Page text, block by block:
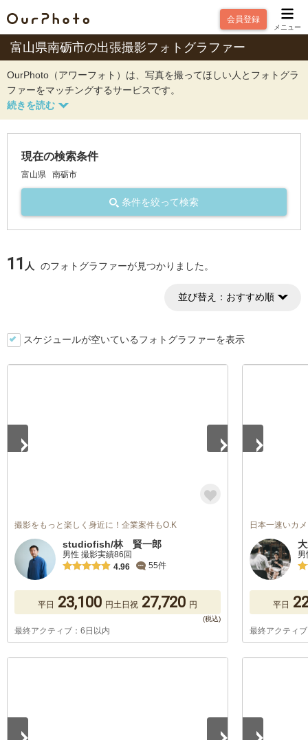
会員登録
メニュー
富山県南砺市の出張撮影フォトグラファー
OurPhoto（アワーフォト）は、写真を撮ってほしい人とフォトグラ
ファーをマッチングするサービスです。
現在の検索条件
富山県 南砺市
条件を絞って検索
11 人 のフォトグラファーが見つかりました。
並び替え： おすすめ順
スケジュールが空いているフォトグラファーを表示
撮影をもっと楽しく身近に！企業案件もO.K
studiofish/林 賢一郎
男性 撮影実績86回
4.96
55件
平日 23,100 円土日祝 27,720 円
最終アクティブ：6日以内
日本一速いカ
平日
最終アクティ